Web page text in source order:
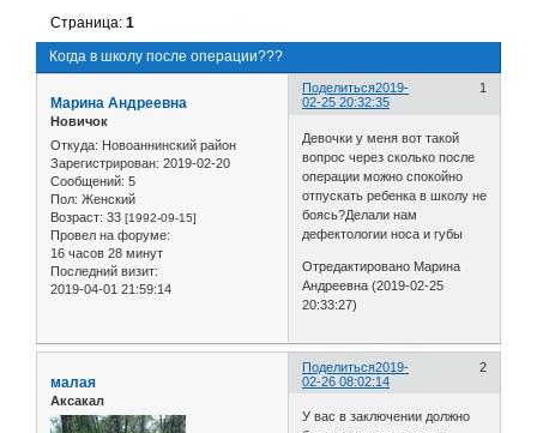
Когда в школу после операции???
Страница:1
Поделиться 1
2019-
02-25 20:32:35
Марина Андреевна
Новичок
Откуда: Новоаннинский район
Зарегистрирован: 2019-02-20
Сообщений: 5
Пол: Женский
Возраст: 33 [1992-09-15]
Провел на форуме:
16 часов 28 минут
Последний визит:
2019-04-01 21:59:14
Девочки у меня вот такой
вопрос через сколько после
операции можно спокойно
отпускать ребенка в школу не
боясь?Делали нам
дефектологии носа и губы
Отредактировано Марина
Андреевна (2019-02-25
20:33:27)
Поделиться 2
2019-
02-26 08:02:14
малая
Аксакал
У вас в заключении должно